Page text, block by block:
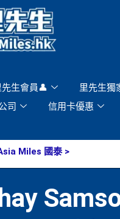
先生會員👤 里先生獨
司
信用卡優惠
Miles 國泰>